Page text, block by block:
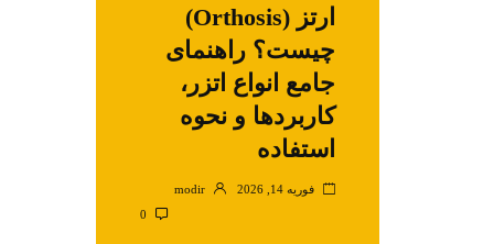
ارتز (Orthosis)
چیست؟ راهنمای
جامع انواع اتزر،
کاربردها و نحوه
استفاده
فوریه 14, 2026
modir
0